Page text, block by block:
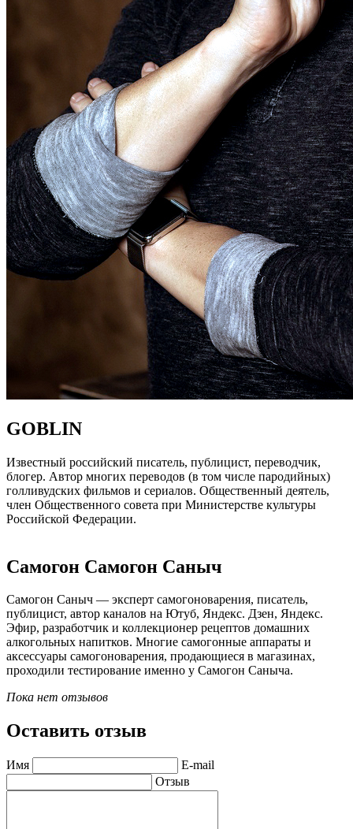
GOBLIN
Известный российский писатель, публицист, переводчик,
блогер. Автор многих переводов (в том числе пародийных)
голливудских фильмов и сериалов. Общественный деятель,
член Общественного совета при Министерстве культуры
Российской Федерации.
Самогон Самогон Саныч
Самогон Саныч — эксперт самогоноварения, писатель,
публицист, автор каналов на Ютуб, Яндекс. Дзен, Яндекс.
Эфир, разработчик и коллекционер рецептов домашних
алкогольных напитков. Многие самогонные аппараты и
аксессуары самогоноварения, продающиеся в магазинах,
проходили тестирование именно у Самогон Саныча.
Пока нет отзывов
Оставить отзыв
Имя
E-mail
Отзыв